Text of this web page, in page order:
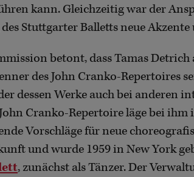
kann. Gleichzeitig war der
Stuttgarter Balletts neue Akzente
betont, dass Tamas
des John Cranko-Repertoires
dessen Werke auch bei anderen
Cranko-Repertoire läge bei
Vorschläge für neue
und wurde 1959 in New York
, zunächst als Tänzer. Der